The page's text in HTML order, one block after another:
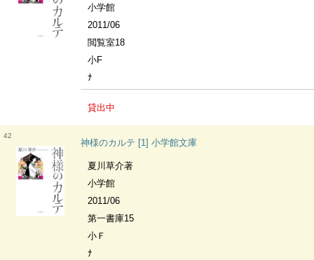
小学館
2011/06
閲覧室18
小F
ﾅ
貸出中
42
神様のカルテ [1] 小学館文庫
夏川草介著
小学館
2011/06
第一書庫15
小Ｆ
ﾅ